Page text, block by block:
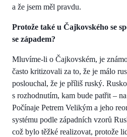
a že jsem měl pravdu.
Protože také u Čajkovského se
se západem?
Mluvíme-li o Čajkovském, je
často kritizovali za to, že je málo
poslouchal, že je příliš ruský.
s rozhodnutím, kam bude patřit –
Počínaje Petrem Velikým a jeho
systému podle západních vzorů
což bylo těžké realizovat, protože